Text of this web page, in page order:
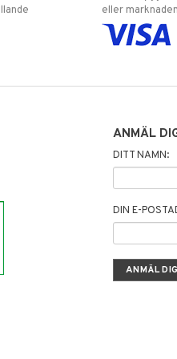
eller
ANMÄL
DITT NAMN:
DIN E-